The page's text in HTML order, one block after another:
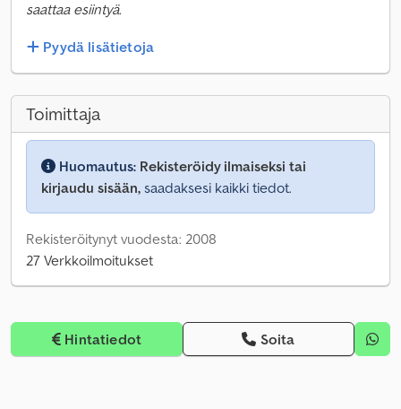
saattaa esiintyä.
Pyydä lisätietoja
Toimittaja
Huomautus: Rekisteröidy ilmaiseksi tai
kirjaudu sisään, saadaksesi kaikki tiedot.
Rekisteröitynyt vuodesta: 2008
27 Verkkoilmoitukset
Hintatiedot Soita